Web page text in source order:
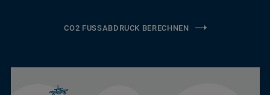
CO2 FUSSABDRUCK BERECHNEN